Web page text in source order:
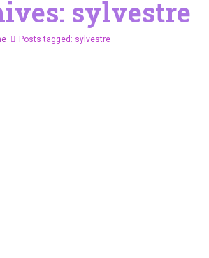
sylvestre
Posts tagged: sylvestre